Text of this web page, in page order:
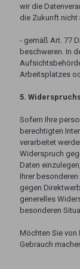
wir die
die Zukunft nicht
- gemäß Art. 77
beschweren. In
Arbeitsplatzes
5.
Sofern Ihre
berechtigten
verarbeitet
Widerspruch
Daten
Ihrer
gegen
generelles
besonderen
Möchten Sie
Gebrauch